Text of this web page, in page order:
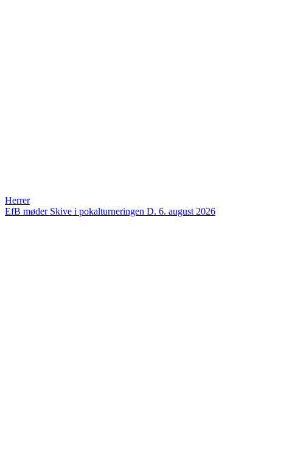
Herrer
EfB møder Skive i pokalturneringen D. 6. august 2026